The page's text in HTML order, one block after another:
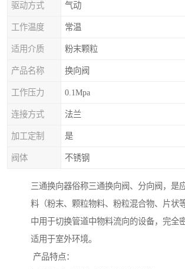
驱动方式 气动
工作温度 常温
适用介质 粉末颗粒
产品名称 换向阀
工作压力 0.1Mpa
连接方式 法兰
加工定制 是
阀体 不锈钢
三通换向器俗称三通换向阀、分向阀，是
料（粉末、颗粒物料、粉粒混合物、片状
中用于切换管道中物料流向的设备，完全
适用于室外环境。
产品特点：